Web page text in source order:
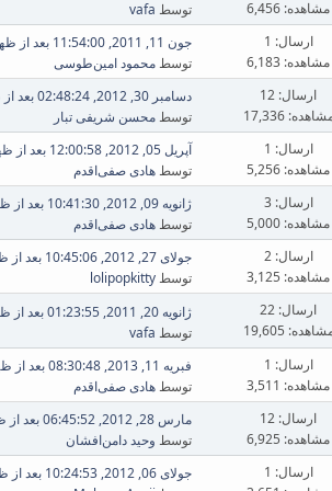
مشاهده: 6,456 توسط vafa
ارسال: 1
مشاهده: 6,183
جون 11, 2011, 11:54:00 بعد از ظهر
توسطمحمود امین‌طوسی
ارسال: 12
17,336
دسامبر 30, 2012, 02:48:24 بعد از ظهر
توسطمحسن شریفی تبار
ارسال: 1
مشاهده: 5,256
آپریل 05, 2012, 12:00:58 بعد از ظهر
توسطهادی صفی‌اقدم
ارسال: 3
مشاهده: 5,000
ژانویه 09, 2012, 10:41:30 بعد از ظهر
توسطهادی صفی‌اقدم
ارسال: 2
مشاهده: 3,125
جولای 27, 2012, 10:45:06 بعد از ظهر
توسطlolipopkitty
ارسال: 22
19,605
ژانویه 20, 2011, 01:23:55 بعد از ظهر
توسط vafa
ارسال: 1
مشاهده: 3,511
فبریه 11, 2013, 08:30:48 بعد از ظهر
توسطهادی صفی‌اقدم
ارسال: 12
مشاهده: 6,925
مارس 28, 2012, 06:45:52 بعد از ظهر
توسط وحید دامن‌افشان
ارسال: 1
جولای 06, 2012, 10:24:53 بعد از ظهر